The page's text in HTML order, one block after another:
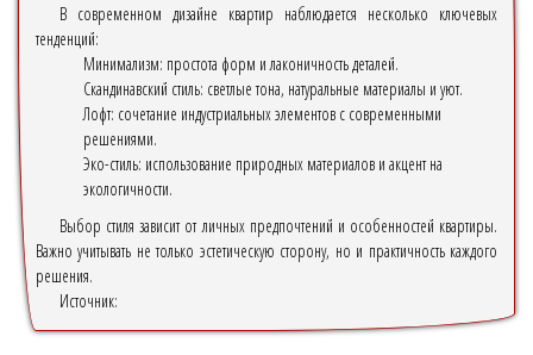
В современном дизайне квартир наблюдается несколько ключевых
тенденций:
Минимализм: простота форм и лаконичность деталей.
Скандинавский стиль: светлые тона, натуральные материалы и уют.
Лофт: сочетание индустриальных элементов с современными
решениями.
Эко-стиль: использование природных материалов и акцент на
экологичности.
Выбор стиля зависит от личных предпочтений и особенностей квартиры.
Важно учитывать не только эстетическую сторону, но и практичность каждого
решения.
Источник: